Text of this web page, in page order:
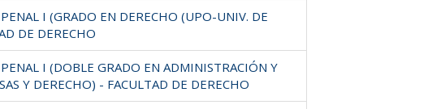
I (GRADO EN DERECHO (UPO-UNIV. DE
DE DERECHO
I (DOBLE GRADO EN ADMINISTRACIÓN Y
Y DERECHO) - FACULTAD DE DERECHO